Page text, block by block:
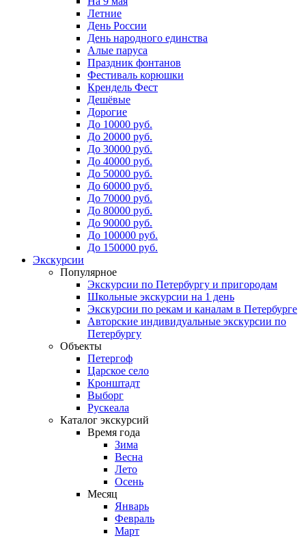
Летние
День России
День народного единства
Алые паруса
Праздник фонтанов
Фестиваль корюшки
Крендель Фест
Дешёвые
Дорогие
До 10000 руб.
До 20000 руб.
До 30000 руб.
До 40000 руб.
До 50000 руб.
До 60000 руб.
До 70000 руб.
До 80000 руб.
До 90000 руб.
До 100000 руб.
До 150000 руб.
Экскурсии
Популярное
Экскурсии по Петербургу и пригородам
Школьные экскурсии на 1 день
Экскурсии по рекам и каналам в Петербурге
Авторские индивидуальные экскурсии по
Петербургу
Объекты
Петергоф
Царское село
Кронштадт
Выборг
Рускеала
Каталог экскурсий
Время года
Зима
Весна
Лето
Осень
Месяц
Январь
Февраль
Март